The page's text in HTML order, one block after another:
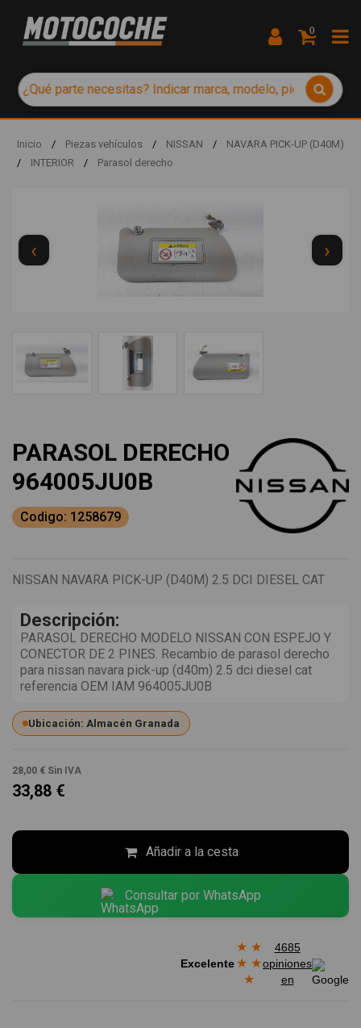
0
Inicio / Piezas vehículos / NISSAN /
NAVARA PICK-UP (D40M)
/
INTERIOR / Parasol derecho
‹ ›
PARASOL DERECHO
964005JU0B
Codigo: 1258679
NISSAN NAVARA PICK-UP (D40M) 2.5 DCI DIESEL CAT
Descripción:
PARASOL DERECHO MODELO NISSAN CON ESPEJO Y
CONECTOR DE 2 PINES. Recambio de parasol derecho
para nissan navara pick-up (d40m) 2.5 dci diesel cat
referencia OEM IAM 964005JU0B
Ubicación: Almacén Granada
28,00 € Sin IVA
33,88 €
Añadir a la cesta
Consultar por WhatsApp
Excelente
★ ★
★ ★
★
4685
opiniones
en